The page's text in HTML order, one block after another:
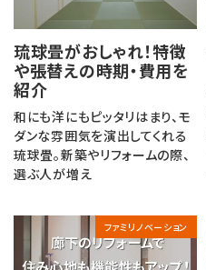
琉球畳がおしゃれ！特徴
や張替えの時期・費用を
紹介
和にも洋にもピッタリはまり、モ
ダンな雰囲気を演出してくれる
琉球畳。新築やリフォームの際、
選ぶ人が増え
ファミリノベーション